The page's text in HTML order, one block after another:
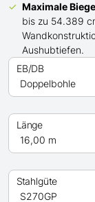
Maximale
bis zu 54.389
Aushubtiefen.
EB/DB
Länge
Stahlgüte